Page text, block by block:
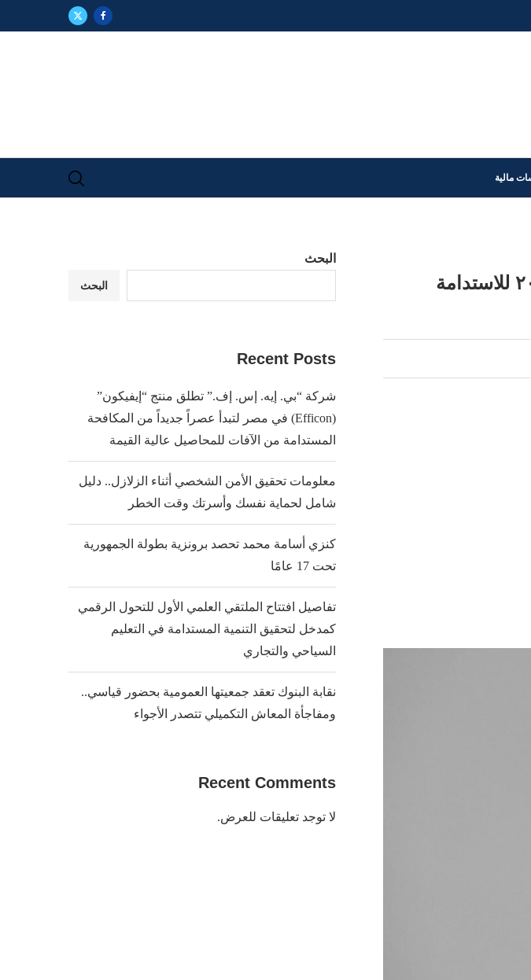
مالية
البحث
البحث
Recent Posts
شركة “بي. إيه. إس. إف.” تطلق منتج “إيفيكون”
(Efficon) في مصر لتبدأ عصراً جديداً من المكافحة
المستدامة من الآفات للمحاصيل عالية القيمة
معلومات تحقيق الأمن الشخصي أثناء الزلازل.. دليل
شامل لحماية نفسك وأسرتك وقت الخطر
كنزي أسامة محمد تحصد برونزية بطولة الجمهورية
تحت 17 عامًا
تفاصيل افتتاح الملتقي العلمي الأول للتحول الرقمي
كمدخل لتحقيق التنمية المستدامة في التعليم
السياحي والتجاري
نقابة البنوك تعقد جمعيتها العمومية بحضور قياسي..
ومفاجأة المعاش التكميلي تتصدر الأجواء
Recent Comments
لا توجد تعليقات للعرض.